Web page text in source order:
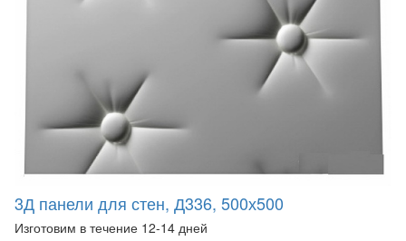
3Д панели для стен, Д336, 500х500
Изготовим в течение 12-14 дней